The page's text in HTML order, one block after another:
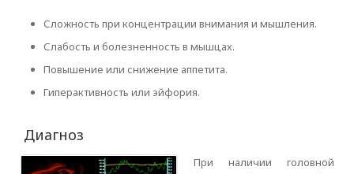
Сложность при концентрации внимания и мышления.
Слабость и болезненность в мышцах.
Повышение или снижение аппетита.
Гиперактивность или эйфория.
Диагноз
При наличии головной